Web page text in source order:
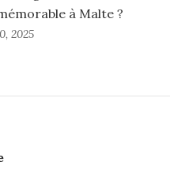
à Malte ?
2025